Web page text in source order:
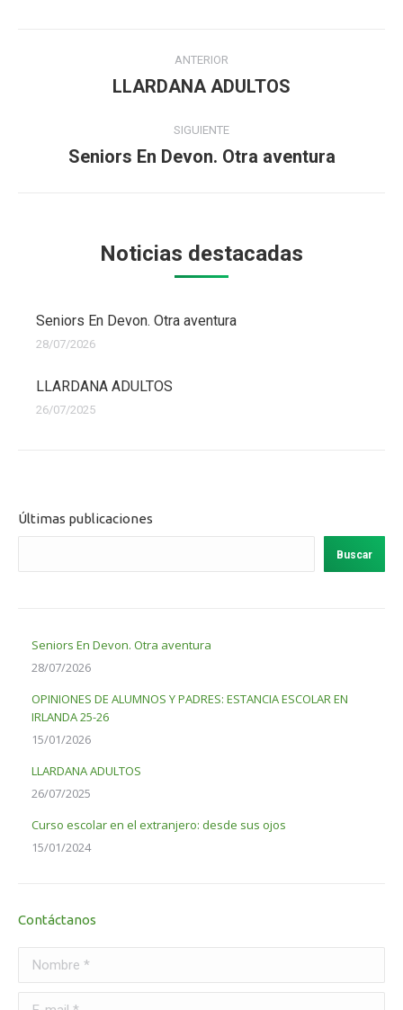
publicaciones
ANTERIOR
Publicación
LLARDANA ADULTOS
SIGUIENTE
Publicación
Seniors En Devon. Otra aventura
Noticias destacadas
Seniors En Devon. Otra aventura
28/07/2026
LLARDANA ADULTOS
26/07/2025
Últimas publicaciones
Buscar
Seniors En Devon. Otra aventura
28/07/2026
OPINIONES DE ALUMNOS Y PADRES: ESTANCIA ESCOLAR EN
IRLANDA 25-26
15/01/2026
LLARDANA ADULTOS
26/07/2025
Curso escolar en el extranjero: desde sus ojos
15/01/2024
Contáctanos
Nombre *
E-mail *